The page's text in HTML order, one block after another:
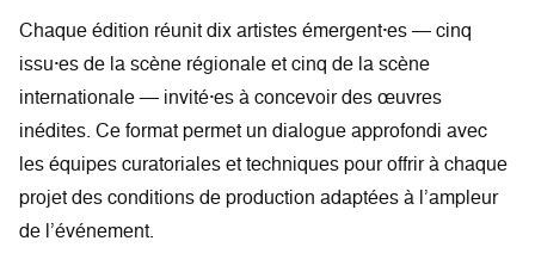
Chaque édition réunit dix artistes émergent·es — cinq
issu·es de la scène régionale et cinq de la scène
internationale — invité·es à concevoir des œuvres
inédites. Ce format permet un dialogue approfondi avec
les équipes curatoriales et techniques pour offrir à chaque
projet des conditions de production adaptées à l’ampleur
de l’événement.